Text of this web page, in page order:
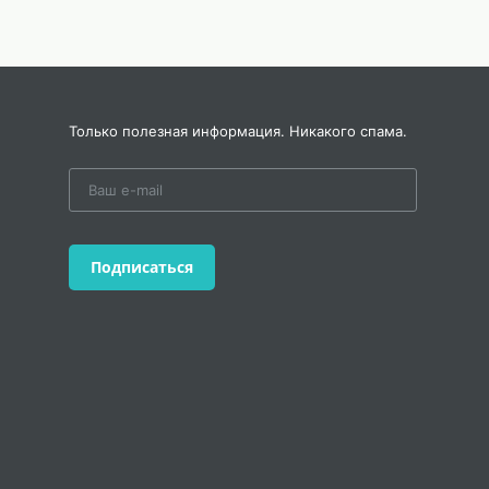
Только полезная информация. Никакого спама.
Подписаться